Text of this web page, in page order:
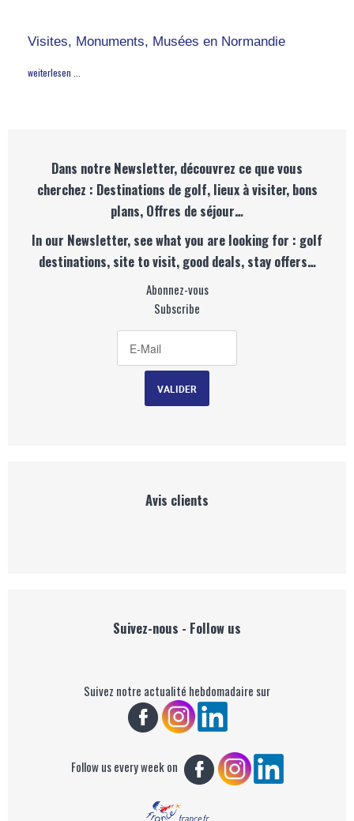
Visites, Monuments, Musées en Normandie
weiterlesen ...
Dans notre Newsletter, découvrez ce que vous
cherchez : Destinations de golf, lieux à visiter, bons
plans, Offres de séjour…
In our Newsletter, see what you are looking for : golf
destinations, site to visit, good deals, stay offers…
Abonnez-vous
Subscribe
Avis clients
Suivez-nous - Follow us
Suivez notre actualité hebdomadaire sur
Follow us every week on